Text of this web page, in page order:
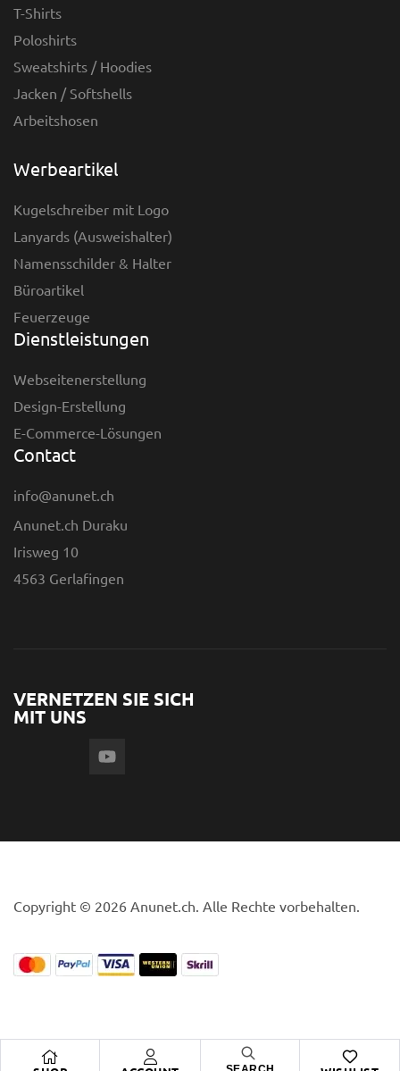
T-Shirts
Poloshirts
Sweatshirts / Hoodies
Jacken / Softshells
Arbeitshosen
Werbeartikel
Kugelschreiber mit Logo
Lanyards (Ausweishalter)
Namensschilder & Halter
Büroartikel
Feuerzeuge
Dienstleistungen
Webseitenerstellung
Design-Erstellung
E-Commerce-Lösungen
Contact
info@anunet.ch
Anunet.ch Duraku
Irisweg 10
4563 Gerlafingen
VERNETZEN SIE SICH
MIT UNS
Copyright © 2026 Anunet.ch. Alle Rechte vorbehalten.